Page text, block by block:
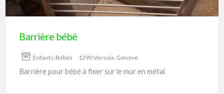
Barrière bébé
Enfants-Bébés 1290 Versoix, Genève
Barrière pour bébé à fixer sur le mur en métal